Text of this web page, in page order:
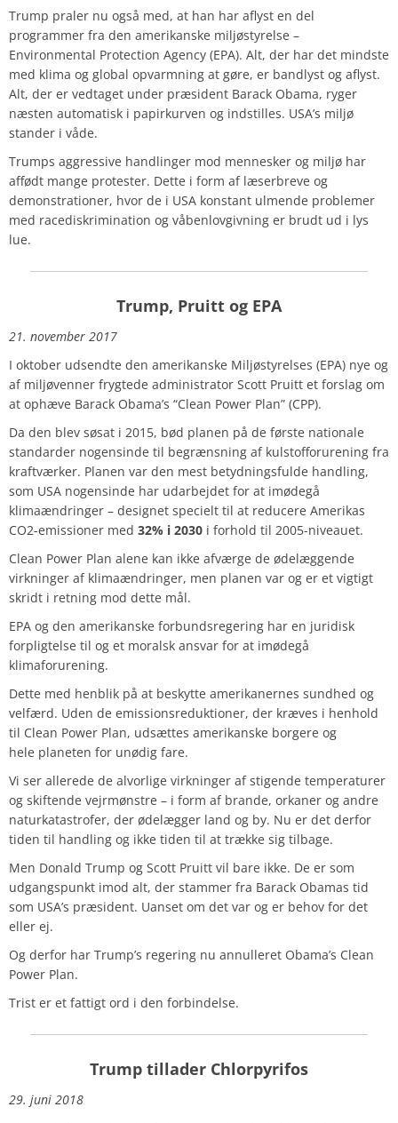
Trump praler nu også med, at han har aflyst en del
programmer fra den amerikanske miljøstyrelse –
Environmental Protection Agency (EPA). Alt, der har det mindste
med klima og global opvarmning at gøre, er bandlyst og aflyst.
Alt, der er vedtaget under præsident Barack Obama, ryger
næsten automatisk i papirkurven og indstilles. USA’s miljø
stander i våde.
Trumps aggressive handlinger mod mennesker og miljø har
affødt mange protester. Dette i form af læserbreve og
demonstrationer, hvor de i USA konstant ulmende problemer
med racediskrimination og våbenlovgivning er brudt ud i lys
lue.
Trump, Pruitt og EPA
21. november 2017
I oktober udsendte den amerikanske Miljøstyrelses (EPA) nye og
af miljøvenner frygtede administrator Scott Pruitt et forslag om
at ophæve Barack Obama’s “Clean Power Plan” (CPP).
Da den blev søsat i 2015, bød planen på de første nationale
standarder nogensinde til begrænsning af kulstofforurening fra
kraftværker. Planen var den mest betydningsfulde handling,
som USA nogensinde har udarbejdet for at imødegå
klimaændringer – designet specielt til at reducere Amerikas
CO2-emissioner med 32% i 2030 i forhold til 2005-niveauet.
Clean Power Plan alene kan ikke afværge de ødelæggende
virkninger af klimaændringer, men planen var og er et vigtigt
skridt i retning mod dette mål.
EPA og den amerikanske forbundsregering har en juridisk
forpligtelse til og et moralsk ansvar for at imødegå
klimaforurening.
Dette med henblik på at beskytte amerikanernes sundhed og
velfærd. Uden de emissionsreduktioner, der kræves i henhold
til Clean Power Plan, udsættes amerikanske borgere og
hele planeten for unødig fare.
Vi ser allerede de alvorlige virkninger af stigende temperaturer
og skiftende vejrmønstre – i form af brande, orkaner og andre
naturkatastrofer, der ødelægger land og by. Nu er det derfor
tiden til handling og ikke tiden til at trække sig tilbage.
Men Donald Trump og Scott Pruitt vil bare ikke. De er som
udgangspunkt imod alt, der stammer fra Barack Obamas tid
som USA’s præsident. Uanset om det var og er behov for det
eller ej.
Og derfor har Trump’s regering nu annulleret Obama’s Clean
Power Plan.
Trist er et fattigt ord i den forbindelse.
Trump tillader Chlorpyrifos
29. juni 2018